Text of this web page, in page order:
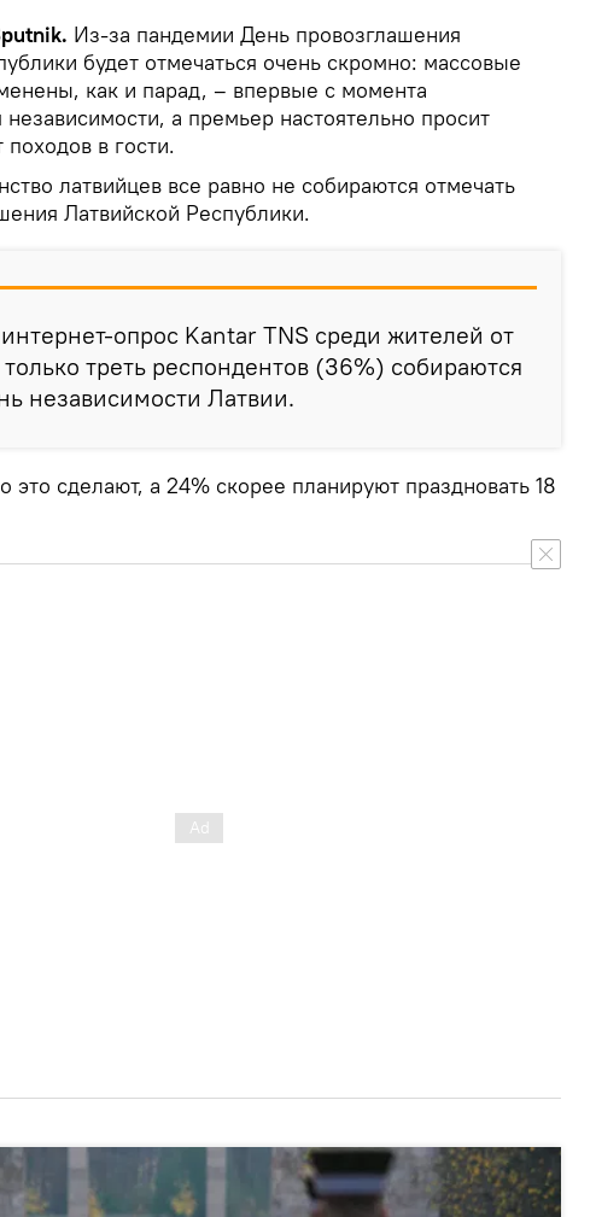
Из-за пандемии День провозглашения
будет отмечаться очень скромно: массовые
как и парад, – впервые с момента
а премьер настоятельно просит
походов в гости.
латвийцев все равно не собираются отмечать
Латвийской Республики.
опрос Kantar TNS среди жителей от
только треть респондентов (36%) собираются
независимости Латвии.
это сделают, а 24% скорее планируют праздновать 18